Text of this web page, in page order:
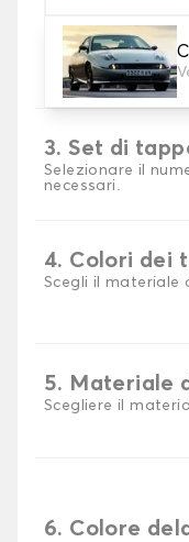
2. Materiale
Scegli il
3. Set di
Selezionare il
necessari.
4. Colori dei
Scegli il
5. Materiale
Scegliere il
6. Colore